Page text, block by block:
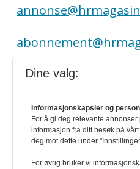
SNARVEIER
Kontakt
Abonnement
Dine valg:
Informasjonskapsler og
For å gi deg relevante
informasjon fra ditt besøk på
deg mot dette under
For øvrig bruker vi